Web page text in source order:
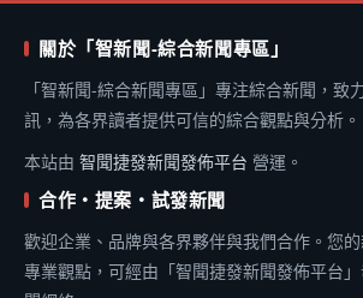
關於「智新聞-綜合新聞專區」
「智新聞-綜合新聞專區」專注綜合新聞，致
訊，為各界讀者提供可信的綜合觀點與分析。
本站由 智聞捷發新聞發佈平台 營運。
合作・提案・試發新聞
歡迎企業、品牌與各界夥伴與我們合作。您
專業觀點，可經由「智聞捷發新聞發佈平台